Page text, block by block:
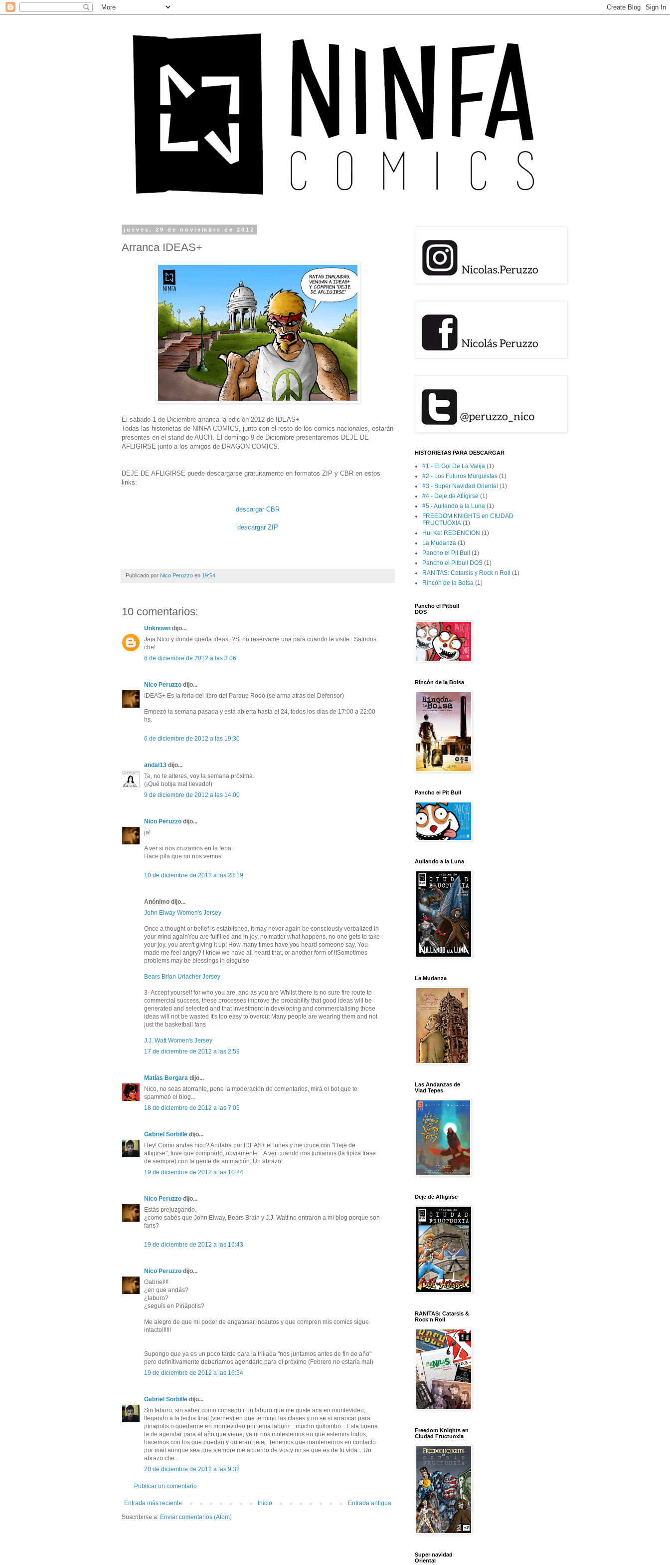
jueves, 29 de noviembre de 2012
Arranca IDEAS+
El sábado 1 de Diciembre arranca la edición 2012 de IDEAS+
Todas las historietas de NINFA COMICS, junto con el resto de los comics nacionales, estarán
presentes en el stand de AUCH. El domingo 9 de Diciembre presentaremos DEJE DE
AFLIGIRSE junto a los amigos de DRAGON COMICS.
DEJE DE AFLIGIRSE puede descargarse gratuitamente en formatos ZIP y CBR en estos
links:
descargar CBR
descargar ZIP
Publicado por Nico Peruzzo en 19:54
10 comentarios:
Unknown dijo...
Jaja Nico y donde queda ideas+?Si no reservame una para cuando te visite...Saludos
che!
6 de diciembre de 2012 a las 3:06
Nico Peruzzo dijo...
IDEAS+ Es la feria del libro del Parque Rodó (se arma atrás del Defensor)
Empezó la semana pasada y está abierta hasta el 24, todos los días de 17:00 a 22:00
hs.
6 de diciembre de 2012 a las 19:30
andal13 dijo...
Ta, no te alteres, voy la semana próxima.
(¡Qué botija mal llevado!)
9 de diciembre de 2012 a las 14:00
Nico Peruzzo dijo...
ja!
A ver si nos cruzamos en la feria.
Hace pila que no nos vemos
10 de diciembre de 2012 a las 23:19
Anónimo dijo...
John Elway Women's Jersey
Once a thought or belief is established, it may never again be consciously verbalized in
your mind againYou are fulfilled and in joy, no matter what happens, no one gets to take
your joy, you aren't giving it up! How many times have you heard someone say, You
made me feel angry? I know we have all heard that, or another form of itSometimes
problems may be blessings in disguise
Bears Brian Urlacher Jersey
3- Accept yourself for who you are, and as you are Whilst there is no sure fire route to
commercial success, these processes improve the probability that good ideas will be
generated and selected and that investment in developing and commercialising those
ideas will not be wasted It's too easy to overcut Many people are wearing them and not
just the basketball fans
J.J. Watt Women's Jersey
17 de diciembre de 2012 a las 2:59
Matías Bergara dijo...
Nico, no seas atorrante, pone la moderación de comentarios, mirá el bot que te
spammeó el blog...
18 de diciembre de 2012 a las 7:05
Gabriel Sorbille dijo...
Hey! Como andas nico? Andaba por IDEAS+ el lunes y me cruce con "Deje de
afligirse", tuve que comprarlo, obviamente... A ver cuando nos juntamos (la tipica frase
de siempre) con la gente de animación. Un abrazo!
19 de diciembre de 2012 a las 10:24
Nico Peruzzo dijo...
Estás prejuzgando.
¿como sabés que John Elway, Bears Brain y J.J. Watt no entraron a mi blog porque son
fans?
19 de diciembre de 2012 a las 16:43
Nico Peruzzo dijo...
Gabriel!!!
¿en que andás?
¿laburo?
¿seguís en Piriápolis?
Me alegro de que mi poder de engatusar incautos y que compren mis comics sigue
intacto!!!!!!
Supongo que ya es un poco tarde para la trillada "nos juntamos antes de fin de año"
pero definitivamente deberíamos agendarlo para el próximo (Febrero no estaría mal)
19 de diciembre de 2012 a las 16:54
Gabriel Sorbille dijo...
Sin laburo, sin saber como conseguir un laburo que me guste aca en montevideo,
llegando a la fecha final (viernes) en que termino las clases y no se si arrancar para
piriapolis o quedarme en montevideo por tema laburo... mucho quilombo... Esta buena
la de agendar para el año que viene, ya ni nos molestemos en que estemos todos,
hacemos con los que puedan y quieran, jejej. Tenemos que mantenernos en contacto
por mail aunque sea que siempre me acuerdo de vos y no se que es de tu vida... Un
abrazo che...
20 de diciembre de 2012 a las 9:32
Publicar un comentario
Entrada más reciente Entrada antigua
Inicio
Suscribirse a: Enviar comentarios (Atom)
HISTORIETAS PARA DESCARGAR
#1 - El Gol De La Valija (1)
#2 - Los Futuros Murguistas (1)
#3 - Super Navidad Oriental (1)
#4 - Deje de Afligirse (1)
#5 - Aullando a la Luna (1)
FREEDOM KNIGHTS en CIUDAD
FRUCTUOXIA (1)
Hui Ke: REDENCION (1)
La Mudanza (1)
Pancho el Pit Bull
(1)
Pancho el Pitbull DOS (1)
RANITAS: Catarsis y Rock n Roll
(1)
Rincón de la Bolsa (1)
Pancho el Pitbull
DOS
Rincón de la Bolsa
Pancho el Pit Bull
Aullando a la Luna
La Mudanza
Las Andanzas de
Vlad Tepes
Deje de Afligirse
RANITAS: Catarsis &
Rock n Roll
Freedom Knights en
Ciudad Fructuoxia
Super navidad
Oriental